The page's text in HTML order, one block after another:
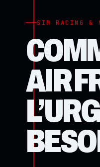
SIM RACING &
AIR